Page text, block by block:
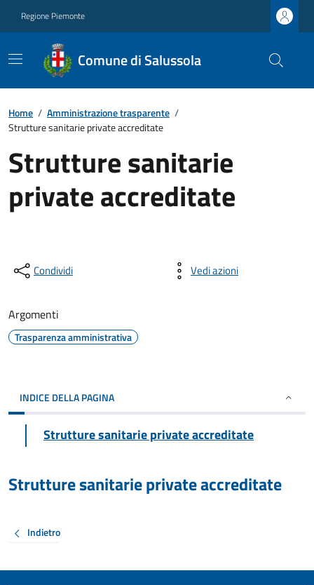
Regione Piemonte
Comune di Salussola
Home / Amministrazione trasparente /
Strutture sanitarie private accreditate
Strutture sanitarie
private accreditate
Condividi Vedi azioni
Argomenti
Trasparenza amministrativa
INDICE DELLA PAGINA
Strutture sanitarie private accreditate
Strutture sanitarie private accreditate
Indietro